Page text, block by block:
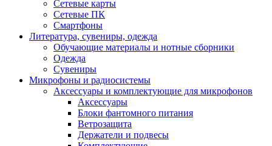
Сетевые карты
Сетевые ПК
Смартфоны
Литература, сувениры, одежда
Обучающие материалы и нотные сборники
Одежда
Сувениры
Микрофоны и радиосистемы
Аксессуары и комплектующие для микрофонов
Аксессуары
Блоки фантомного питания
Ветрозащита
Держатели и подвесы